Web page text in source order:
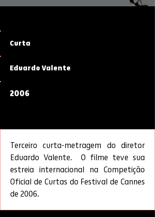
Curta
Eduardo Valente
2006
Terceiro curta-metragem do diretor
Eduardo Valente.  O filme teve sua
estreia internacional na Competição
Oficial de Curtas do Festival de Cannes
de 2006.